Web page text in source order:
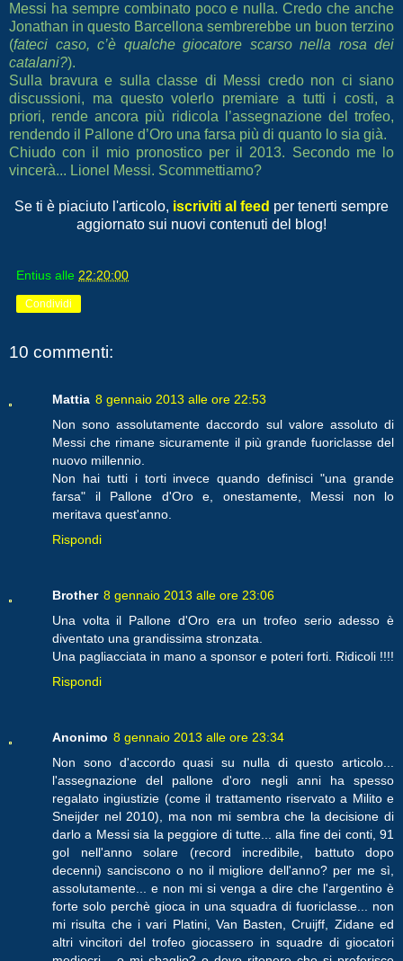
Messi ha sempre combinato poco e nulla. Credo che anche
Jonathan in questo Barcellona sembrerebbe un buon terzino
(fateci caso, c’è qualche giocatore scarso nella rosa dei
catalani?).
Sulla bravura e sulla classe di Messi credo non ci siano
discussioni, ma questo volerlo premiare a tutti i costi, a
priori, rende ancora più ridicola l’assegnazione del trofeo,
rendendo il Pallone d’Oro una farsa più di quanto lo sia già.
Chiudo con il mio pronostico per il 2013. Secondo me lo
vincerà... Lionel Messi. Scommettiamo?
Se ti è piaciuto l'articolo, iscriviti al feed per tenerti sempre
aggiornato sui nuovi contenuti del blog!
Entius alle 22:20:00
Condividi
10 commenti:
Mattia 8 gennaio 2013 alle ore 22:53
Non sono assolutamente daccordo sul valore assoluto di
Messi che rimane sicuramente il più grande fuoriclasse del
nuovo millennio.
Non hai tutti i torti invece quando definisci "una grande
farsa" il Pallone d'Oro e, onestamente, Messi non lo
meritava quest'anno.
Rispondi
Brother 8 gennaio 2013 alle ore 23:06
Una volta il Pallone d'Oro era un trofeo serio adesso è
diventato una grandissima stronzata.
Una pagliacciata in mano a sponsor e poteri forti. Ridicoli !!!!
Rispondi
Anonimo 8 gennaio 2013 alle ore 23:34
Non sono d'accordo quasi su nulla di questo articolo...
l'assegnazione del pallone d'oro negli anni ha spesso
regalato ingiustizie (come il trattamento riservato a Milito e
Sneijder nel 2010), ma non mi sembra che la decisione di
darlo a Messi sia la peggiore di tutte... alla fine dei conti, 91
gol nell'anno solare (record incredibile, battuto dopo
decenni) sanciscono o no il migliore dell'anno? per me sì,
assolutamente... e non mi si venga a dire che l'argentino è
forte solo perchè gioca in una squadra di fuoriclasse... non
mi risulta che i vari Platini, Van Basten, Cruijff, Zidane ed
altri vincitori del trofeo giocassero in squadre di giocatori